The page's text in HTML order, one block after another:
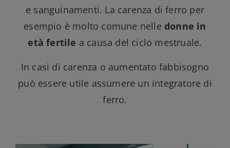
e sanguinamenti. La carenza di ferro per
esempio è molto comune nelle donne in
età fertile a causa del ciclo mestruale.
In casi di carenza o aumentato fabbisogno
può essere utile assumere un integratore di
ferro.